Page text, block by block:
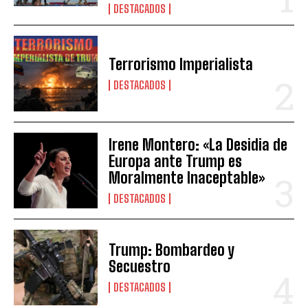
DESTACADOS
Terrorismo Imperialista
DESTACADOS
Irene Montero: «La Desidia de
Europa ante Trump es
Moralmente Inaceptable»
DESTACADOS
Trump: Bombardeo y
Secuestro
DESTACADOS